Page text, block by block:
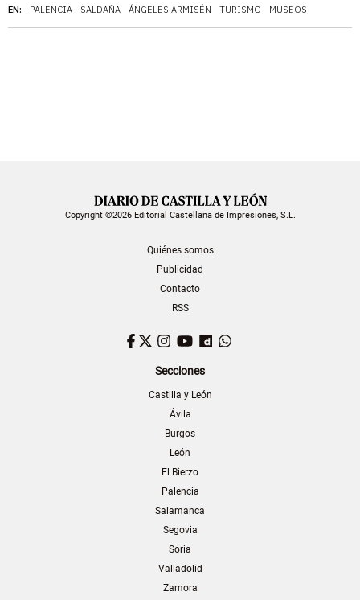
EN: PALENCIA SALDAÑA ÁNGELES ARMISÉN TURISMO MUSEOS
Copyright ©2026 Editorial Castellana de Impresiones, S.L.
Quiénes somos
Publicidad
Contacto
RSS
Facebook
TwitterInstagram
YouTubeDailymotion
Secciones
Castilla y León
Ávila
Burgos
León
El Bierzo
Palencia
Salamanca
Segovia
Soria
Valladolid
Zamora